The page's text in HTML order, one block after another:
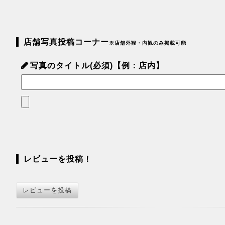
店舗写真投稿コーナー※店舗外観・内観のみ掲載可能
写真のタイトル(必須)【例：店内】
レビューを投稿！
レビューを投稿